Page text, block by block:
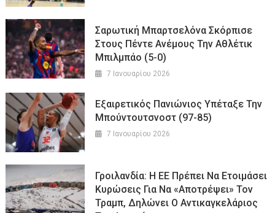
Σαρωτική Μπαρτσελόνα Σκόρπισε
Στους Πέντε Ανέμους Την Αθλέτικ
Μπιλμπάο (5-0)
7 Ιανουαρίου 2026
Εξαιρετικός Πανιώνιος Υπέταξε Την
Μπούντουτσνοστ (97-85)
7 Ιανουαρίου 2026
Γροιλανδία: Η ΕΕ Πρέπει Να Ετοιμάσει
Κυρώσεις Για Να «αποτρέψει» Τον
Τραμπ, Δηλώνει Ο Αντικαγκελάριος